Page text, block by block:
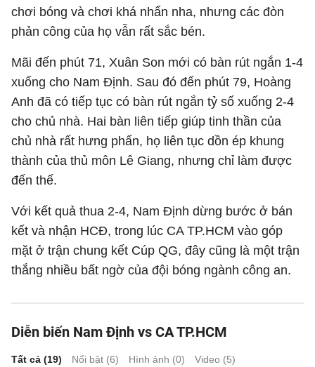
chơi bóng và chơi khá nhẩn nha, nhưng các đòn
phản công của họ vẫn rất sắc bén.
Mãi đến phút 71, Xuân Son mới có bàn rút ngắn 1-4
xuống cho Nam Định. Sau đó đến phút 79, Hoàng
Anh đã có tiếp tục có bàn rút ngắn tỷ số xuống 2-4
cho chủ nhà. Hai bàn liên tiếp giúp tinh thần của
chủ nhà rất hưng phấn, họ liên tục dồn ép khung
thành của thủ môn Lê Giang, nhưng chỉ làm được
đến thế.
Với kết quả thua 2-4, Nam Định dừng bước ở bán
kết và nhận HCĐ, trong lúc CA TP.HCM vào góp
mặt ở trận chung kết Cúp QG, đây cũng là một trận
thắng nhiều bất ngờ của đội bóng ngành công an.
Diễn biến Nam Định vs CA TP.HCM
Tất cả (19) Nổi bật (6) Hình ảnh (0) Video (5)